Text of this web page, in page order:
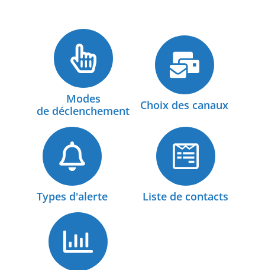
Modes
de déclenchement
Choix des canaux
Types d'alerte Liste de contacts